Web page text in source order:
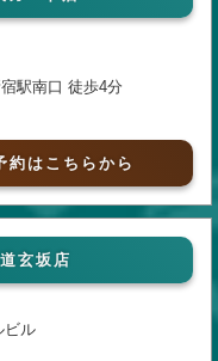
駅南口 徒歩4分
約はこちらから
玄坂店
ビル